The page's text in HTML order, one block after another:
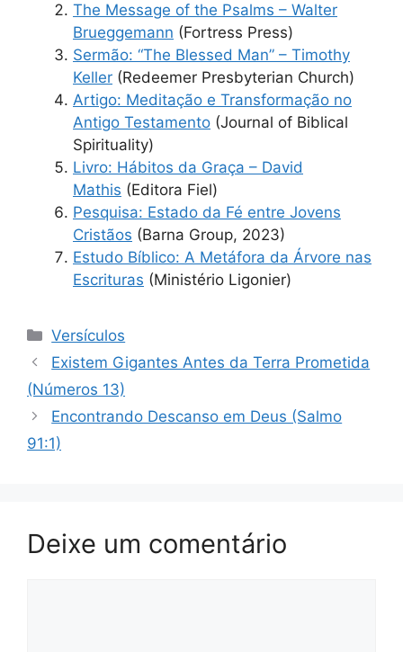
The Message of the Psalms – Walter
Brueggemann (Fortress Press)
Sermão: “The Blessed Man” – Timothy
Keller (Redeemer Presbyterian Church)
Artigo: Meditação e Transformação no
Antigo Testamento (Journal of Biblical
Spirituality)
Livro: Hábitos da Graça – David
Mathis (Editora Fiel)
Pesquisa: Estado da Fé entre Jovens
Cristãos (Barna Group, 2023)
Estudo Bíblico: A Metáfora da Árvore nas
Escrituras (Ministério Ligonier)
Categorias
Versículos
Existem Gigantes Antes da Terra Prometida
(Números 13)
Encontrando Descanso em Deus (Salmo
91:1)
Deixe um comentário